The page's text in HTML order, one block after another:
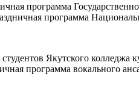
программа
программа
Якутского
программа вокального